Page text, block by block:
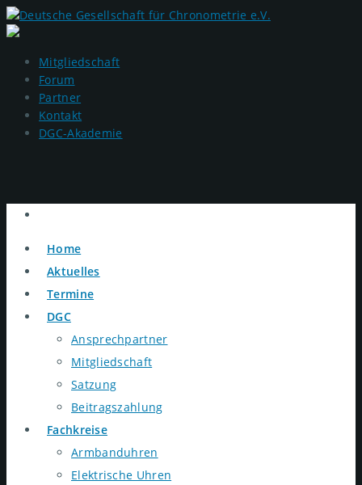
Mitgliedschaft
Forum
Partner
Kontakt
DGC-Akademie
Home
Aktuelles
Termine
DGC
Ansprechpartner
Mitgliedschaft
Satzung
Beitragszahlung
Fachkreise
Armbanduhren
Elektrische Uhren